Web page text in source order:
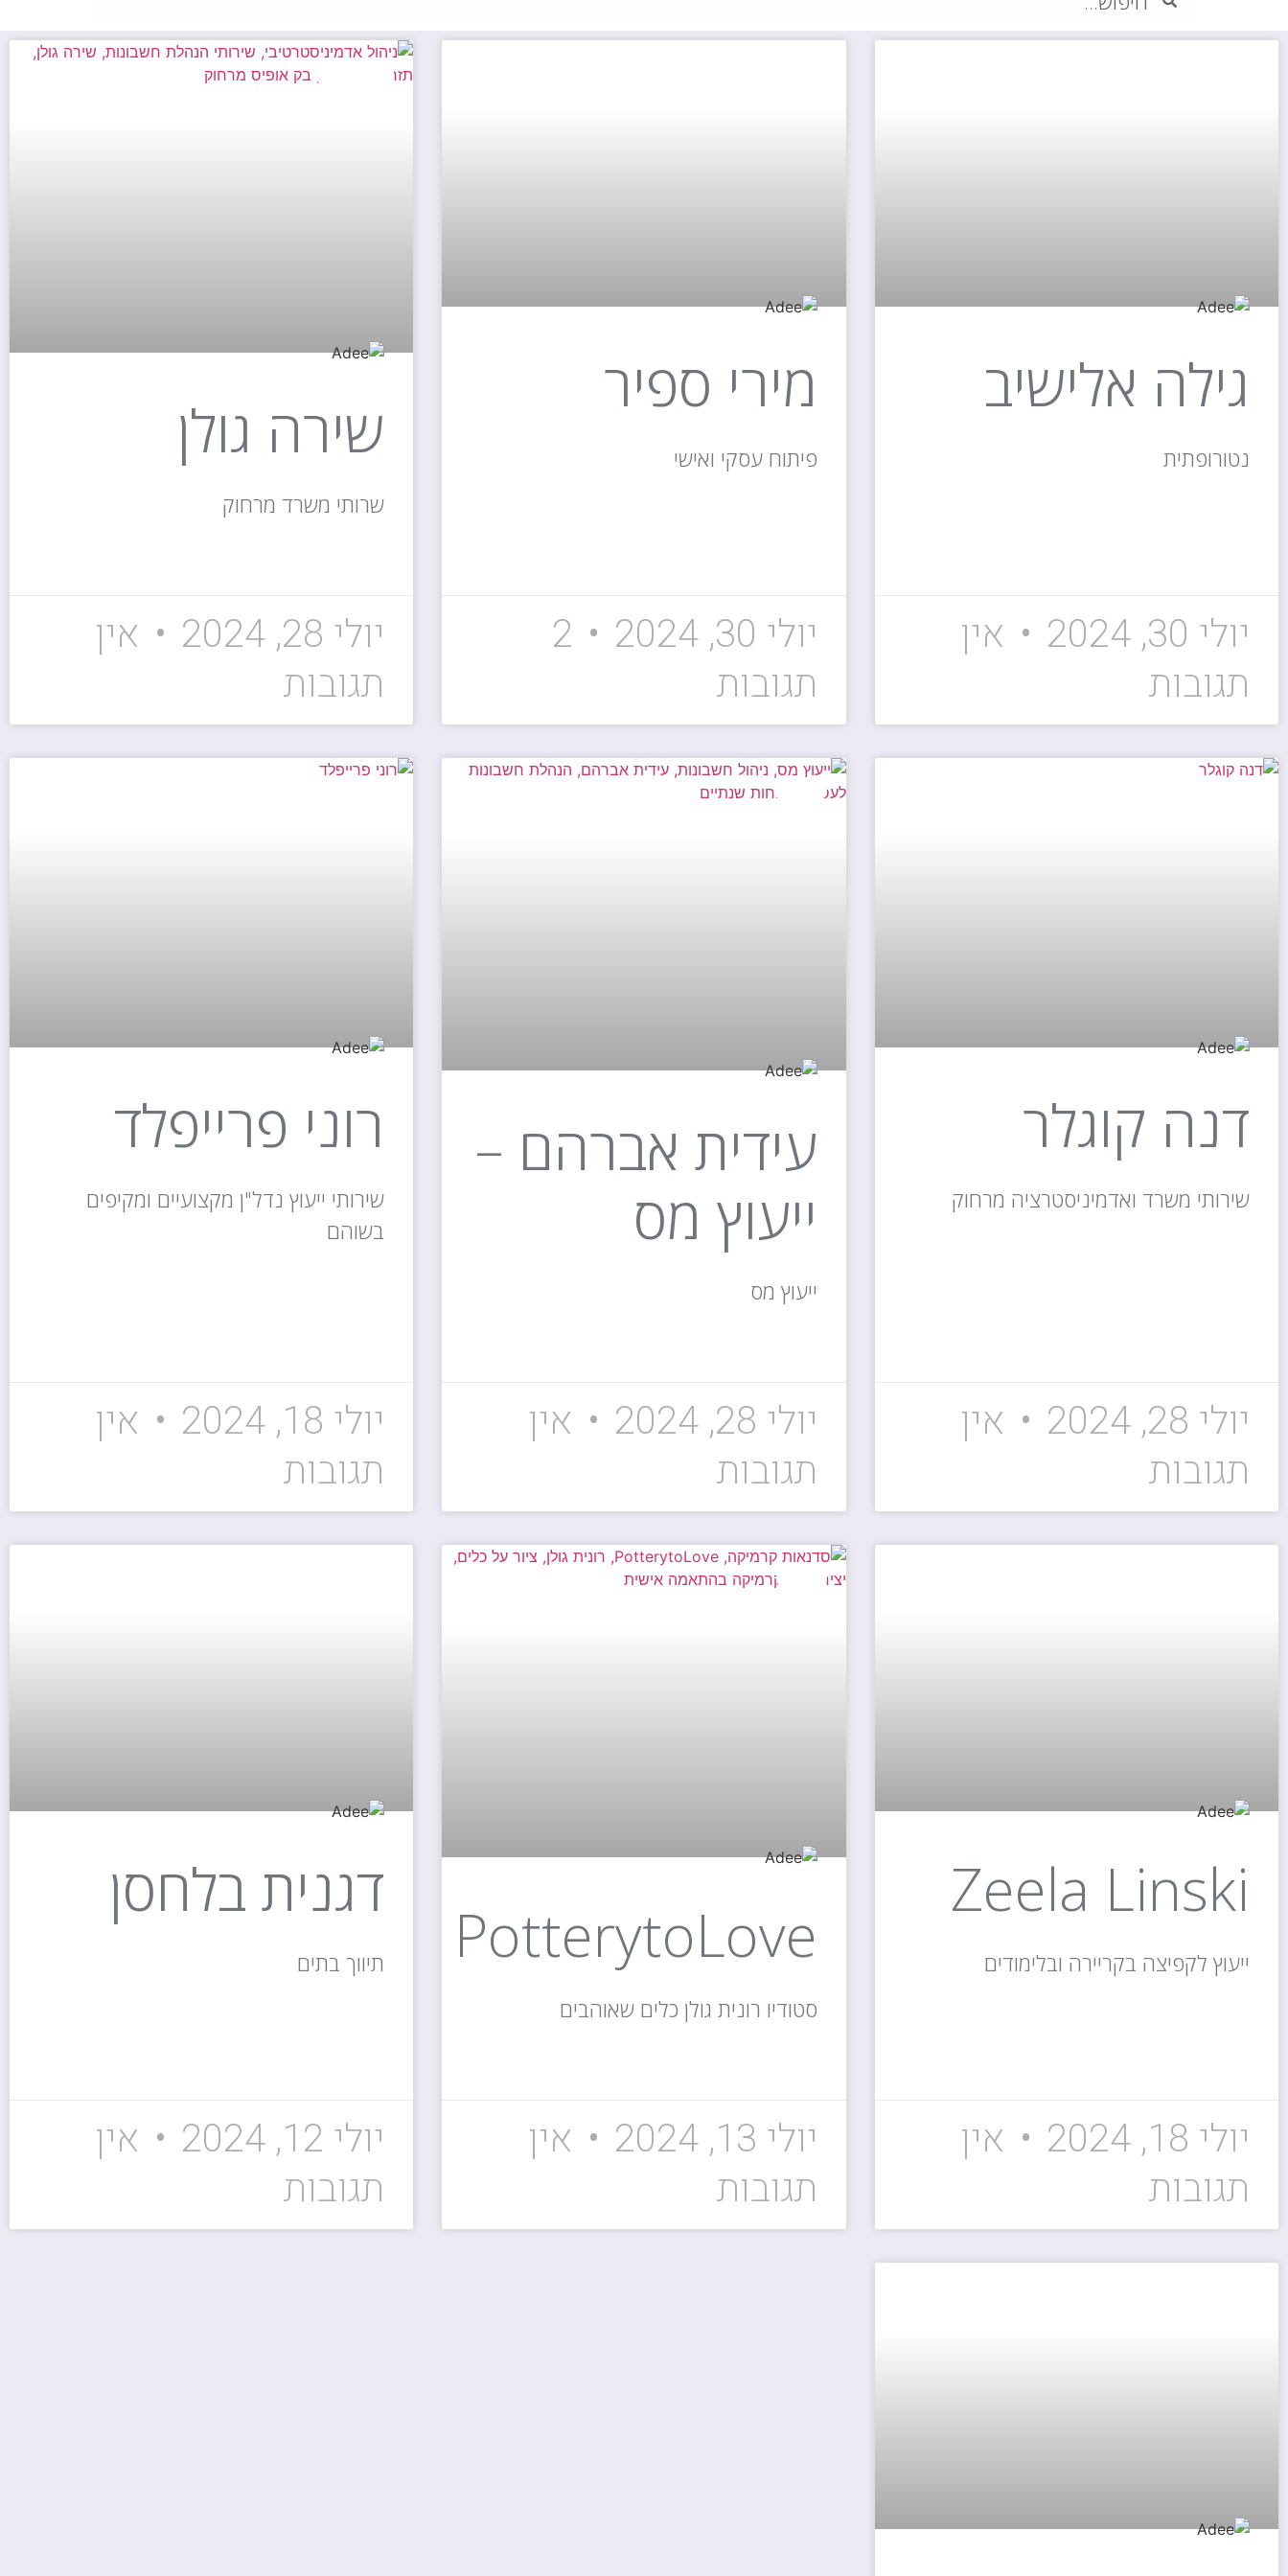
גילה אלישיב
נטורופתית
יולי 30, 2024
אין
תגובות
מירי ספיר
פיתוח עסקי ואישי
יולי 30, 2024
2
תגובות
שירה גולן
שרותי משרד מרחוק
יולי 28, 2024
אין
תגובות
דנה קוגלר
שירותי משרד ואדמיניסטרציה מרחוק
יולי 28, 2024
אין
תגובות
עידית אברהם –
ייעוץ מס
ייעוץ מס
יולי 28, 2024
אין
תגובות
רוני פרייפלד
שירותי ייעוץ נדל"ן מקצועיים ומקיפים
בשוהם
יולי 18, 2024
אין
תגובות
Zeela Linski
ייעוץ לקפיצה בקריירה ובלימודים
יולי 18, 2024
אין
תגובות
PotterytoLove
סטודיו רונית גולן כלים שאוהבים
יולי 13, 2024
אין
תגובות
דגנית בלחסן
תיווך בתים
יולי 12, 2024
אין
תגובות